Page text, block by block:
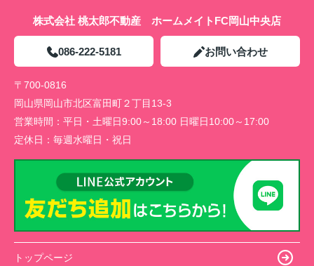
株式会社 桃太郎不動産 ホームメイトFC岡山中央店
086-222-5181 お問い合わせ
〒700-0816
岡山県岡山市北区富田町２丁目13-3
営業時間： 平日・土曜日9:00～18:00 日曜日10:00～17:00
定休日： 毎週水曜日・祝日
トップページ